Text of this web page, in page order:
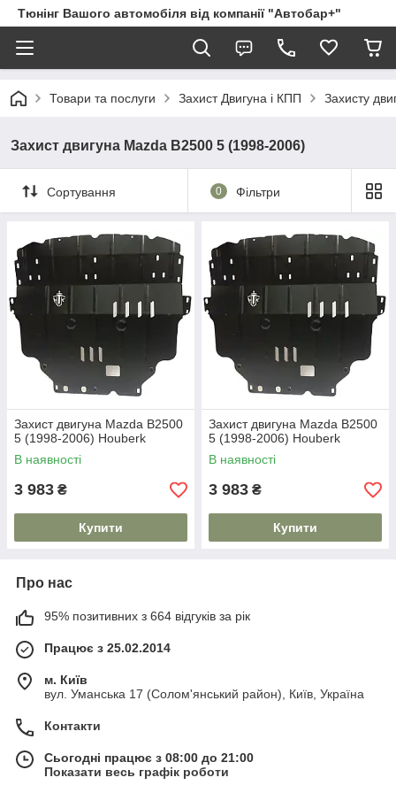
Тюнінг Вашого автомобіля від компанії "Автобар+"
Товари та послуги Захист Двигуна і КПП Захисту
Захист двигуна Mazda B2500 5 (1998-2006)
Сортування 0 Фільтри
Захист двигуна Mazda B2500
5 (1998-2006) Houberk
В наявності
3 983 ₴
Купити
Захист двигуна Mazda B2500
5 (1998-2006) Houberk
В наявності
3 983 ₴
Купити
Про нас
95% позитивних з 664 відгуків за рік
Працює з 25.02.2014
м. Київ
вул. Уманська 17 (Солом'янський район), Київ, Україна
Контакти
Сьогодні працює з 08:00 до 21:00
Показати весь графік роботи